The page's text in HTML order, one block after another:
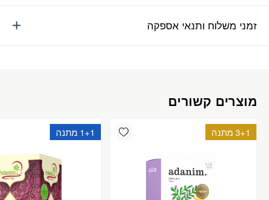
זמני משלוח ותנאי אספקה
מוצרים קשורים
Add wishlist 3+1 מתנה 1+1 מתנה